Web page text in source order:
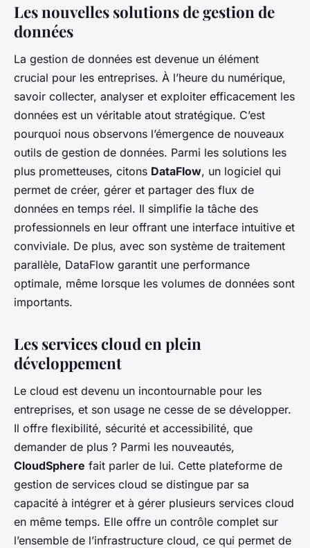
Les nouvelles solutions de gestion de
données
La gestion de données est devenue un élément
crucial pour les entreprises. À l’heure du numérique,
savoir collecter, analyser et exploiter efficacement les
données est un véritable atout stratégique. C’est
pourquoi nous observons l’émergence de nouveaux
outils de gestion de données. Parmi les solutions les
plus prometteuses, citons DataFlow, un logiciel qui
permet de créer, gérer et partager des flux de
données en temps réel. Il simplifie la tâche des
professionnels en leur offrant une interface intuitive et
conviviale. De plus, avec son système de traitement
parallèle, DataFlow garantit une performance
optimale, même lorsque les volumes de données sont
importants.
Les services cloud en plein
développement
Le cloud est devenu un incontournable pour les
entreprises, et son usage ne cesse de se développer.
Il offre flexibilité, sécurité et accessibilité, que
demander de plus ? Parmi les nouveautés,
CloudSphere fait parler de lui. Cette plateforme de
gestion de services cloud se distingue par sa
capacité à intégrer et à gérer plusieurs services cloud
en même temps. Elle offre un contrôle complet sur
l’ensemble de l’infrastructure cloud, ce qui permet de